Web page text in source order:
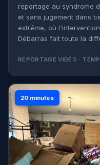
reportage au syndrome
et sans jugement dans
extrême, où
Débarras fait toute la
REPORTAGE VIDÉO ·
20 minutes